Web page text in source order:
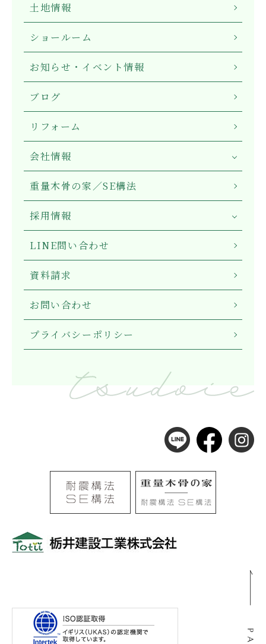
土地情報
ショールーム
お知らせ・イベント情報
ブログ
リフォーム
会社情報
重量木骨の家／SE構法
採用情報
LINE問い合わせ
資料請求
お問い合わせ
プライバシーポリシー